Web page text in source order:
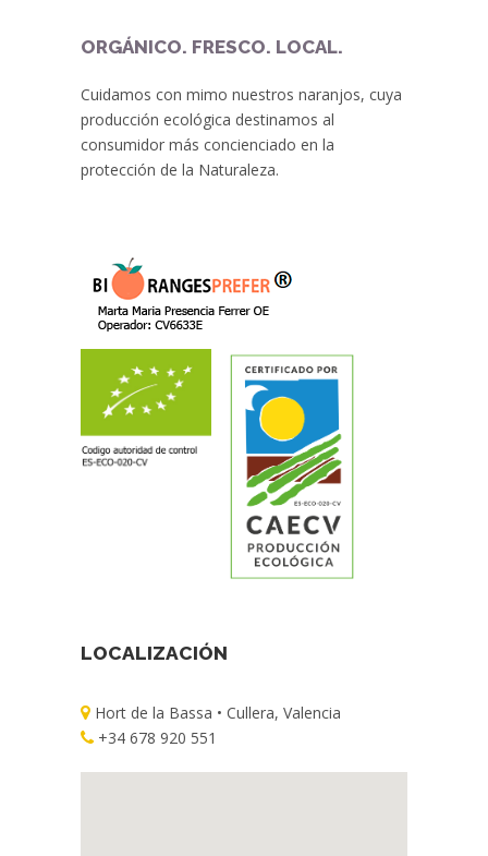
ORGÁNICO. FRESCO. LOCAL.
Cuidamos con mimo nuestros naranjos, cuya
producción ecológica destinamos al
consumidor más concienciado en la
protección de la Naturaleza.
LOCALIZACIÓN
Hort de la Bassa • Cullera, Valencia
+34 678 920 551